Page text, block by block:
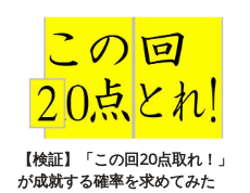
【検証】「この回20点取れ！」
が成就する確率を求めてみた